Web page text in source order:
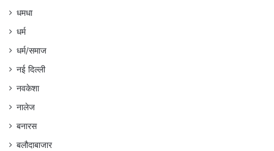
धमधा
धर्म
धर्म/समाज
नई दिल्ली
नवकेशा
नालेज
बनारस
बलौदाबाजार